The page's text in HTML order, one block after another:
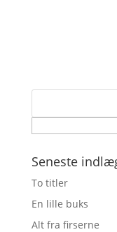
Seneste
To titler
En lille buks
Alt fra firserne